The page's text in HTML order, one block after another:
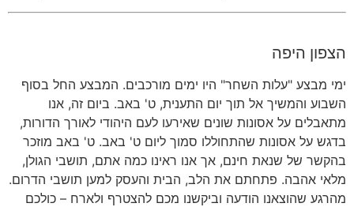
הצפון היפה
ימי מבצע "עלות השחר" היו ימים מורכבים. המבצע החל בסוף
השבוע והמשיך אל תוך יום התענית, ט' באב. ביום זה, אנו
מתאבלים על אסונות שונים שאירעו לעם היהודי לאורך הדורות,
בדגש על אסונות שהתחוללו סמוך ליום ט' באב. ט' באב מוזכר
בהקשר של שנאת חינם, אך אנו ראינו כמה אתם, תושבי הגולן,
מלאי אהבה. פתחתם את הלב, הבית והעסק למען תושבי הדרום.
מהרגע שהוצאנו הודעה וביקשנו מכם להצטרף ולארח – כולכם